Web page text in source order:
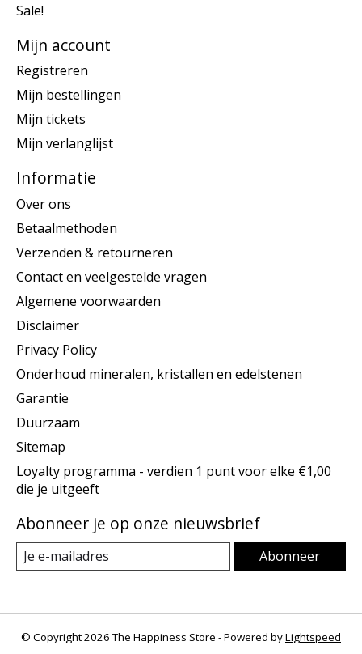
Sale!
Mijn account
Registreren
Mijn bestellingen
Mijn tickets
Mijn verlanglijst
Informatie
Over ons
Betaalmethoden
Verzenden & retourneren
Contact en veelgestelde vragen
Algemene voorwaarden
Disclaimer
Privacy Policy
Onderhoud mineralen, kristallen en edelstenen
Garantie
Duurzaam
Sitemap
Loyalty programma - verdien 1 punt voor elke €1,00
die je uitgeeft
Abonneer je op onze nieuwsbrief
Abonneer
© Copyright 2026 The Happiness Store - Powered byLightspeed